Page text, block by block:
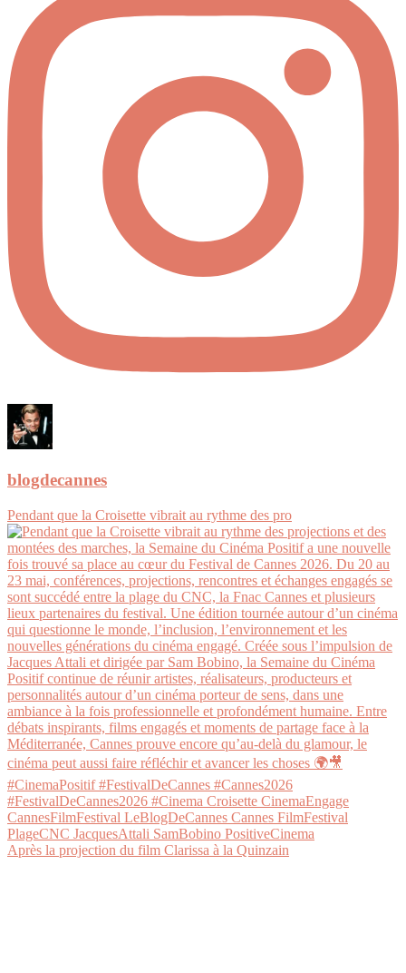
blogdecannes
Pendant que la Croisette vibrait au rythme des pro
Après la projection du film Clarissa à la Quinzain